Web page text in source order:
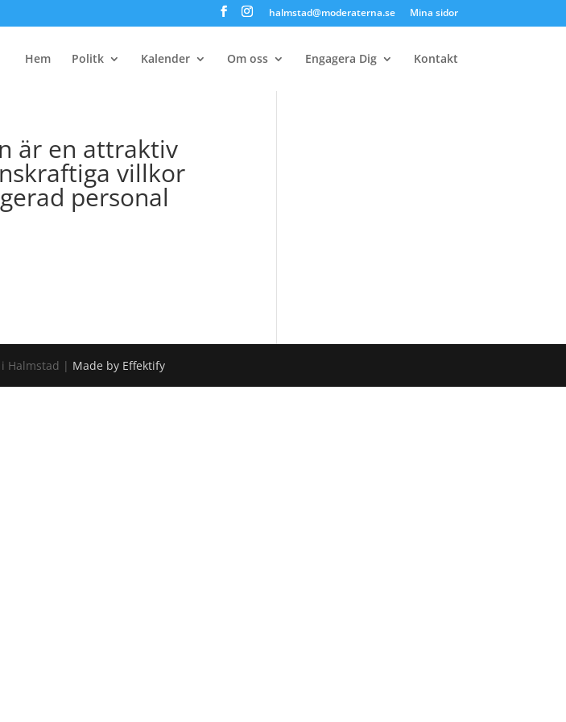
halmstad@moderaterna.se Mina sidor
Hem Politk Kalender Om oss Engagera Dig Kontakt
är en attraktiv
villkor
personal
Halmstad | Made by Effektify